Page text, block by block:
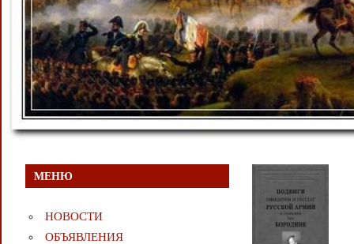
МЕНЮ
НОВОСТИ
ОБЪЯВЛЕНИЯ